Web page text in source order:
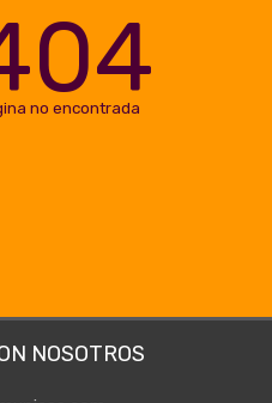
no encontrada
NOSOTROS